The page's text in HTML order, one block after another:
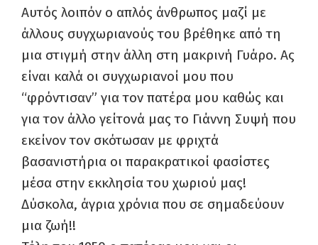
Αυτός λοιπόν ο απλός άνθρωπος μαζί με
άλλους συγχωριανούς του βρέθηκε από τη
μια στιγμή στην άλλη στη μακρινή Γυάρο. Ας
είναι καλά οι συγχωριανοί μου που
“φρόντισαν” για τον πατέρα μου καθώς και
για τον άλλο γείτονά μας το Γιάννη Συψή που
εκείνον τον σκότωσαν με φριχτά
βασανιστήρια οι παρακρατικοί φασίστες
μέσα στην εκκλησία του χωριού μας!
Δύσκολα, άγρια χρόνια που σε σημαδεύουν
μια ζωή!!